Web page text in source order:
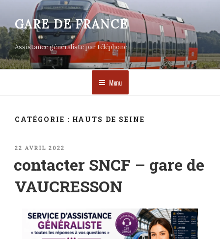
contenu
principal
GARE DE FRANCE
Assistance généraliste par téléphone
Menu
CATÉGORIE : HAUTS DE SEINE
PUBLIÉ
22 AVRIL 2022
contacter SNCF – gare de
VAUCRESSON